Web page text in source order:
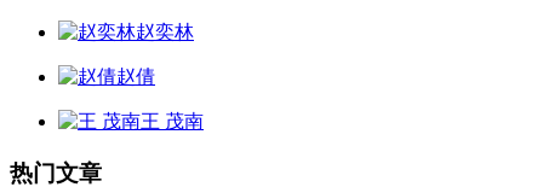
赵奕林
赵倩
王 茂南
热门文章